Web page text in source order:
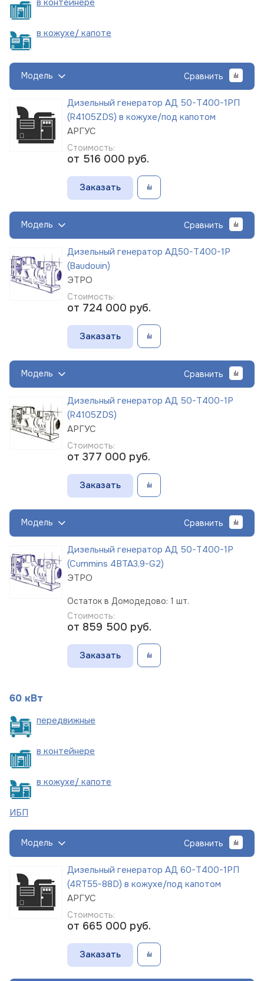
в кожухе/ капоте
Модель Сравнить
Дизельный генератор АД 50-Т400-1РП
(R4105ZDS) в кожухе/под капотом
АРГУС
Стоимость:
от 516 000 руб.
Заказать
Модель Сравнить
Дизельный генератор АД50-Т400-1Р
(Baudouin)
ЭТРО
Стоимость:
от 724 000 руб.
Заказать
Модель Сравнить
Дизельный генератор АД 50-Т400-1Р
(R4105ZDS)
АРГУС
Стоимость:
от 377 000 руб.
Заказать
Модель Сравнить
Дизельный генератор АД 50-Т400-1Р
(Cummins 4BTA3,9-G2)
ЭТРО
Остаток в Домодедово: 1 шт.
Стоимость:
от 859 500 руб.
Заказать
60 кВт
передвижные
в контейнере
в кожухе/ капоте
ИБП
Модель Сравнить
Дизельный генератор АД 60-Т400-1РП
(4RT55-88D) в кожухе/под капотом
АРГУС
Стоимость:
от 665 000 руб.
Заказать